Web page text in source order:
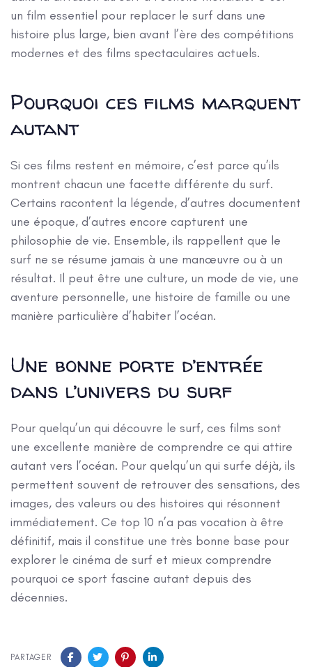
un film essentiel pour replacer le surf dans une
histoire plus large, bien avant l’ère des compétitions
modernes et des films spectaculaires actuels.
Pourquoi ces films marquent
autant
Si ces films restent en mémoire, c’est parce qu’ils
montrent chacun une facette différente du surf.
Certains racontent la légende, d’autres documentent
une époque, d’autres encore capturent une
philosophie de vie. Ensemble, ils rappellent que le
surf ne se résume jamais à une manœuvre ou à un
résultat. Il peut être une culture, un mode de vie, une
aventure personnelle, une histoire de famille ou une
manière particulière d’habiter l’océan.
Une bonne porte d’entrée
dans l’univers du surf
Pour quelqu’un qui découvre le surf, ces films sont
une excellente manière de comprendre ce qui attire
autant vers l’océan. Pour quelqu’un qui surfe déjà, ils
permettent souvent de retrouver des sensations, des
images, des valeurs ou des histoires qui résonnent
immédiatement. Ce top 10 n’a pas vocation à être
définitif, mais il constitue une très bonne base pour
explorer le cinéma de surf et mieux comprendre
pourquoi ce sport fascine autant depuis des
décennies.
PARTAGER